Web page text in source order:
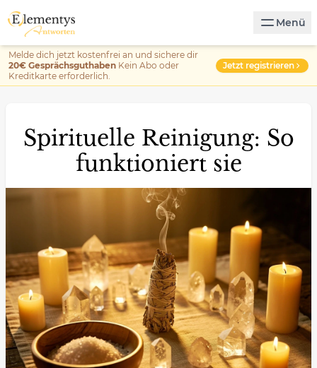
Menü
Melde dich jetzt kostenfrei an und sichere dir
20€ Gesprächsguthaben Kein Abo oder
Kreditkarte erforderlich.
Jetzt registrieren
Spirituelle Reinigung: So
funktioniert sie